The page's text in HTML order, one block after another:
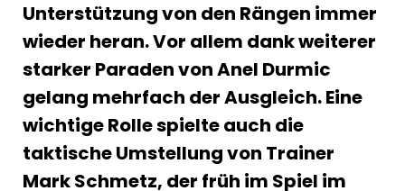
Unterstützung von den Rängen immer
wieder heran. Vor allem dank weiterer
starker Paraden von Anel Durmic
gelang mehrfach der Ausgleich. Eine
wichtige Rolle spielte auch die
taktische Umstellung von Trainer
Mark Schmetz, der früh im Spiel im